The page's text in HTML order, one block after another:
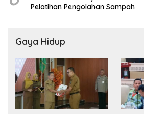
Pelatihan Pengolahan Sampah
Gaya Hidup